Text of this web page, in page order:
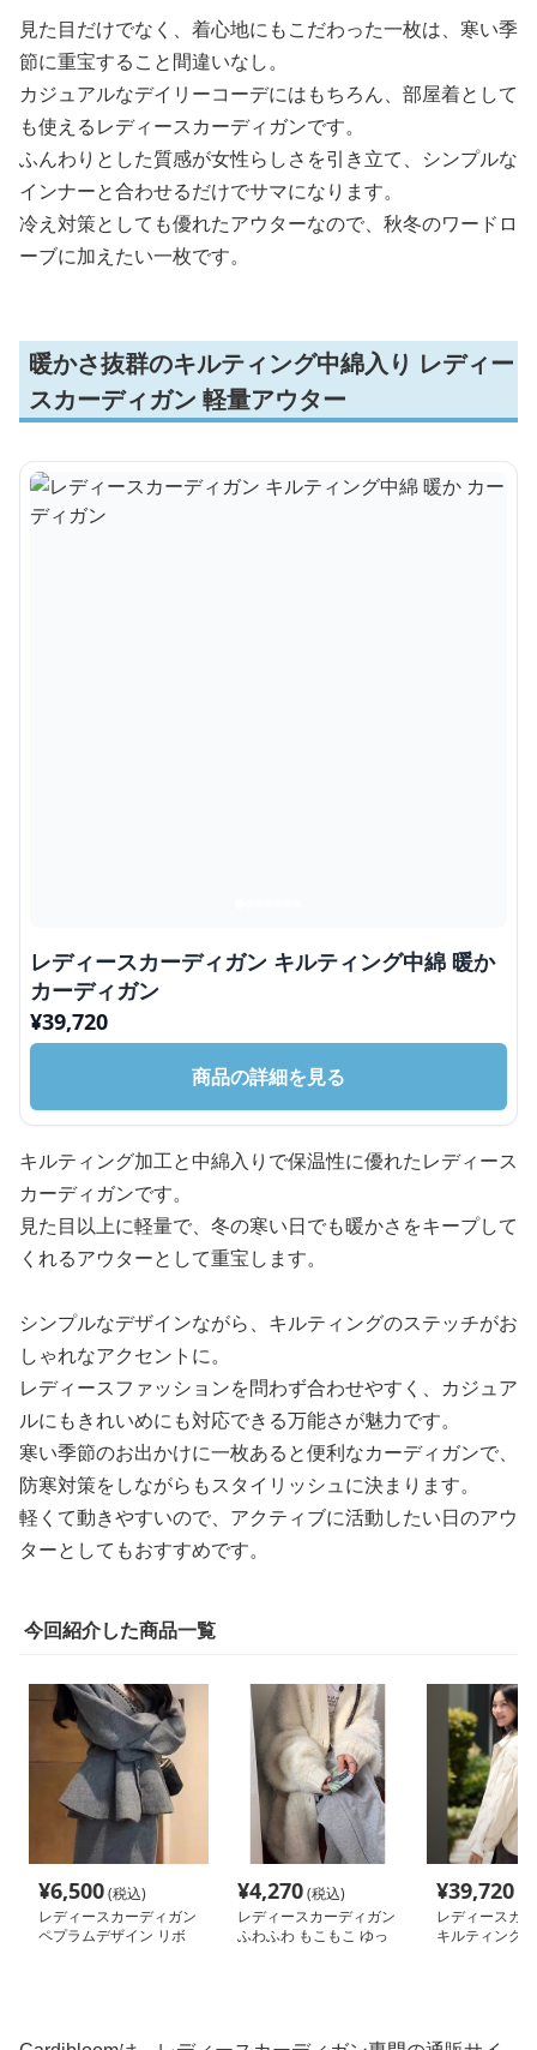
見た目だけでなく、着心地にもこだわった一枚は、寒い季
節に重宝すること間違いなし。
カジュアルなデイリーコーデにはもちろん、部屋着として
も使えるレディースカーディガンです。
ふんわりとした質感が女性らしさを引き立て、シンプルな
インナーと合わせるだけでサマになります。
冷え対策としても優れたアウターなので、秋冬のワードロ
ーブに加えたい一枚です。
暖かさ抜群のキルティング中綿入り レディー
スカーディガン 軽量アウター
レディースカーディガン キルティング中綿 暖か
カーディガン
¥39,720
商品の詳細を見る
キルティング加工と中綿入りで保温性に優れたレディース
カーディガンです。
見た目以上に軽量で、冬の寒い日でも暖かさをキープして
くれるアウターとして重宝します。
シンプルなデザインながら、キルティングのステッチがお
しゃれなアクセントに。
レディースファッションを問わず合わせやすく、カジュア
ルにもきれいめにも対応できる万能さが魅力です。
寒い季節のお出かけに一枚あると便利なカーディガンで、
防寒対策をしながらもスタイリッシュに決まります。
軽くて動きやすいので、アクティブに活動したい日のアウ
ターとしてもおすすめです。
今回紹介した商品一覧
¥6,500(税込)
レディースカーディガン
ペプラムデザイン リボ
¥4,270(税込)
レディースカーディガン
ふわふわ もこもこ ゆっ
¥39,720
レディースカ
キルティング